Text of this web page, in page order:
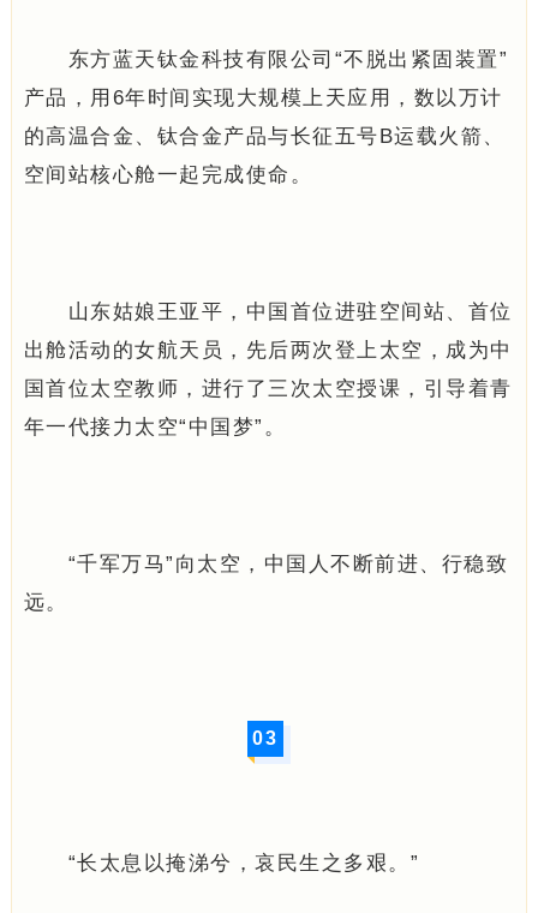
东方蓝天钛金科技有限公司“不脱出紧固装置”
产品，用6年时间实现大规模上天应用，数以万计
的高温合金、钛合金产品与长征五号B运载火箭、
空间站核心舱一起完成使命。
山东姑娘王亚平，中国首位进驻空间站、首位
出舱活动的女航天员，先后两次登上太空，成为中
国首位太空教师，进行了三次太空授课，引导着青
年一代接力太空“中国梦”。
“千军万马”向太空，中国人不断前进、行稳致
远。
03
“长太息以掩涕兮，哀民生之多艰。”